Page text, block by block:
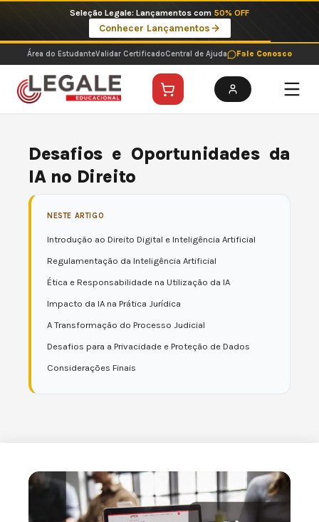
o
conteúdo
Seleção Legale: Lançamentos com 50% OFF
Conhecer Lançamentos
Área do EstudanteValidar CertificadoCentral de Ajuda Fale Conosco
Desafios e Oportunidades da
IA no Direito
NESTE ARTIGO
Introdução ao Direito Digital e Inteligência Artificial
Regulamentação da Inteligência Artificial
Ética e Responsabilidade na Utilização da IA
Impacto da IA na Prática Jurídica
A Transformação do Processo Judicial
Desafios para a Privacidade e Proteção de Dados
Considerações Finais